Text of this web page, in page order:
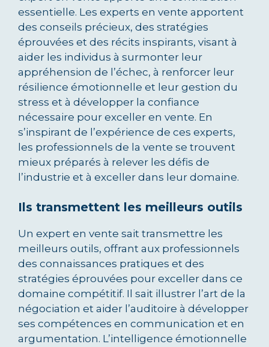
essentielle. Les experts en vente apportent
des conseils précieux, des stratégies
éprouvées et des récits inspirants, visant à
aider les individus à surmonter leur
appréhension de l’échec, à renforcer leur
résilience émotionnelle et leur gestion du
stress et à développer la confiance
nécessaire pour exceller en vente. En
s’inspirant de l’expérience de ces experts,
les professionnels de la vente se trouvent
mieux préparés à relever les défis de
l’industrie et à exceller dans leur domaine.
Ils transmettent les meilleurs outils
Un expert en vente sait transmettre les
meilleurs outils, offrant aux professionnels
des connaissances pratiques et des
stratégies éprouvées pour exceller dans ce
domaine compétitif. Il sait illustrer l’art de la
négociation et aider l’auditoire à développer
ses compétences en communication et en
argumentation. L’intelligence émotionnelle